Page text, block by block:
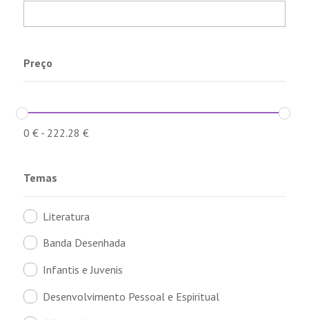
Preço
0 €- 222.28 €
Temas
Literatura
Banda Desenhada
Infantis e Juvenis
Desenvolvimento Pessoal e Espiritual